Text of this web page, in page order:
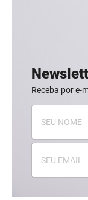
Receba por e-